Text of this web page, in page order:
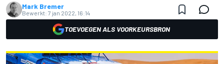
Mark Bremer
Bewerkt: 7 jan 2022, 16:14
TOEVOEGEN ALS VOORKEURSBRON